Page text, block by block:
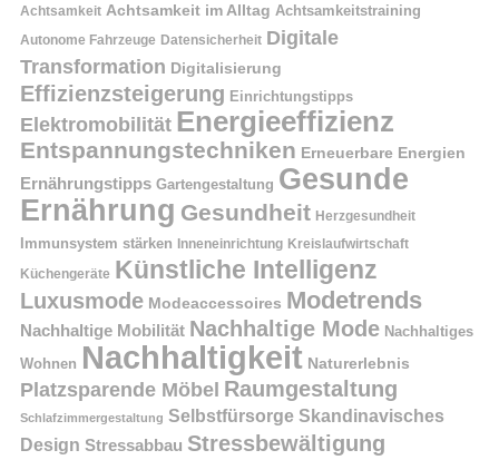
Achtsamkeit Achtsamkeit im Alltag Achtsamkeitstraining
Autonome Fahrzeuge Datensicherheit Digitale
Transformation Digitalisierung
Effizienzsteigerung Einrichtungstipps
Elektromobilität Energieeffizienz
Entspannungstechniken Erneuerbare Energien
Ernährungstipps Gartengestaltung Gesunde
Ernährung Gesundheit Herzgesundheit
Immunsystem stärken Inneneinrichtung Kreislaufwirtschaft
Küchengeräte Künstliche Intelligenz
Luxusmode Modeaccessoires Modetrends
Nachhaltige Mobilität Nachhaltige Mode Nachhaltiges
Wohnen Nachhaltigkeit Naturerlebnis
Platzsparende Möbel Raumgestaltung
Schlafzimmergestaltung Selbstfürsorge Skandinavisches
Design Stressabbau Stressbewältigung